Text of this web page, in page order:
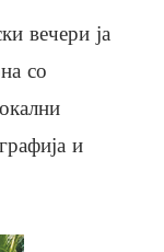
вечери ја
со
и